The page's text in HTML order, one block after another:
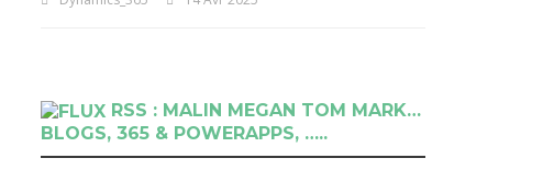
RSS : MALIN MEGAN TOM MARK…
BLOGS, 365 & POWERAPPS, …..